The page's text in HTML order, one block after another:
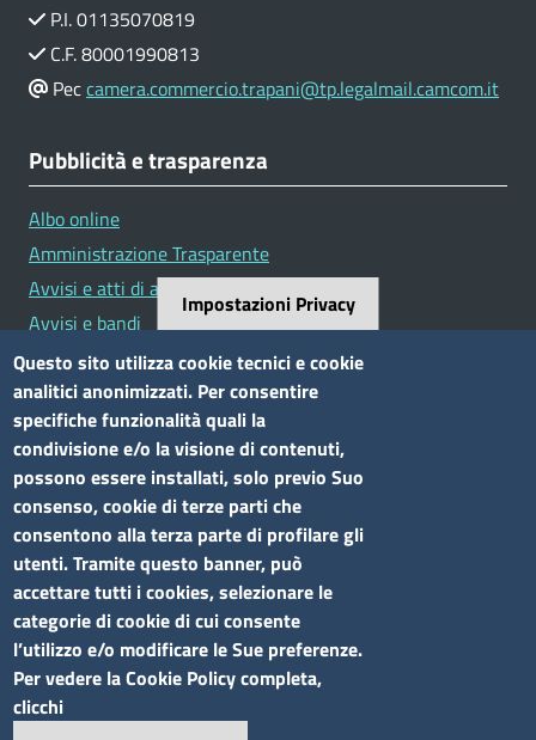
P.I. 01135070819
C.F. 80001990813
Peccamera.commercio.trapani@tp.legalmail.camcom.it
Pubblicità e trasparenza
Albo online
Amministrazione Trasparente
Avvisi e atti di altre Amministrazioni
Avvisi e bandi
Bandi di concorso
Siti tematici
Elenco siti tematici
Seguici su
Sito web
Accesso riservato
Impostazioni Privacy
Questo sito utilizza cookie tecnici e cookie
analitici anonimizzati. Per consentire
specifiche funzionalità quali la
condivisione e/o la visione di contenuti,
possono essere installati, solo previo Suo
consenso, cookie di terze parti che
consentono alla terza parte di profilare gli
utenti. Tramite questo banner, può
accettare tutti i cookies, selezionare le
categorie di cookie di cui consente
l’utilizzo e/o modificare le Sue preferenze.
Per vedere la Cookie Policy completa,
clicchi